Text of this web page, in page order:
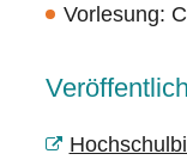
Vorlesung: